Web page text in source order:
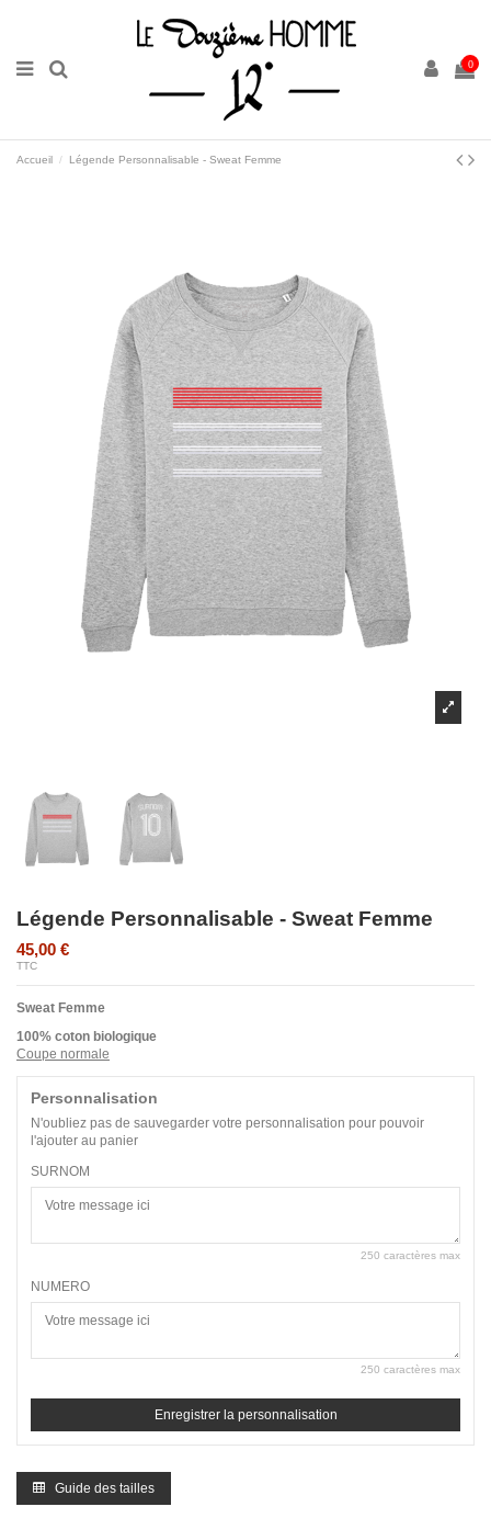
0
Accueil Légende Personnalisable - Sweat Femme
Légende Personnalisable - Sweat Femme
45,00 €
TTC
Sweat Femme
100% coton biologique
Coupe normale
Personnalisation
N'oubliez pas de sauvegarder votre personnalisation pour pouvoir
l'ajouter au panier
SURNOM
250 caractères max
NUMERO
250 caractères max
Enregistrer la personnalisation
Guide des tailles